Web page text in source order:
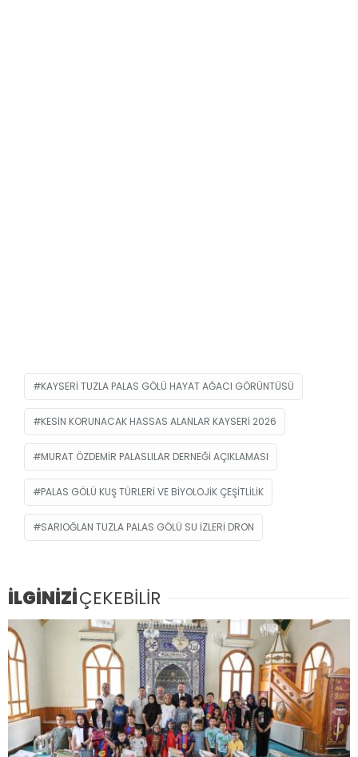
KAYSERI TUZLA PALAS GÖLÜ HAYAT AĞACI GÖRÜNTÜSÜ
KESIN KORUNACAK HASSAS ALANLAR KAYSERI 2026
MURAT ÖZDEMIR PALASLILAR DERNEĞI AÇIKLAMASI
PALAS GÖLÜ KUŞ TÜRLERI VE BIYOLOJIK ÇEŞITLILIK
SARIOĞLAN TUZLA PALAS GÖLÜ SU IZLERI DRON
İLGİNİZİÇEKEBİLİR